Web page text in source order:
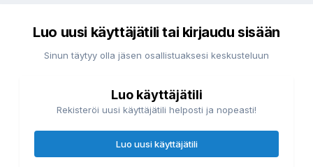
Luo uusi käyttäjätili tai kirjaudu sisään
Sinun täytyy olla jäsen osallistuaksesi keskusteluun
Luo käyttäjätili
Rekisteröi uusi käyttäjätili helposti ja nopeasti!
Luo uusi käyttäjätili